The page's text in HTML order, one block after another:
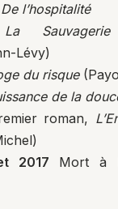
De l’hospitalité
Sauvagerie
Lévy)
du risque
de la
roman,
2017 Mort à